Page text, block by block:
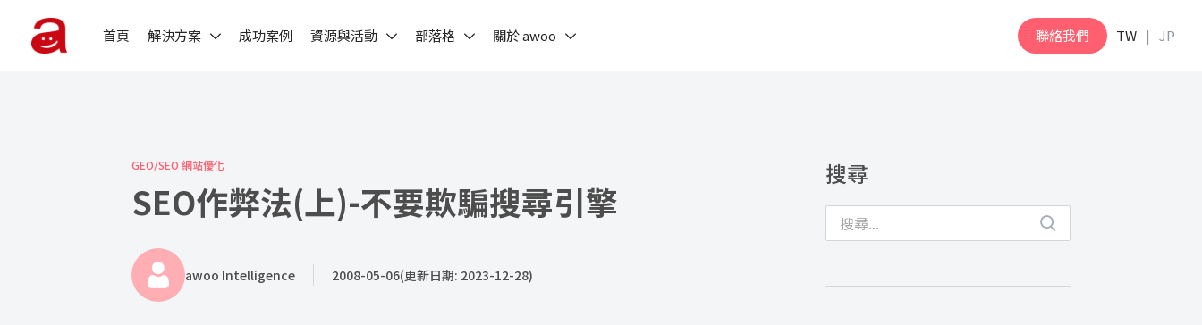
首頁 解決方案 成功案例 資源與活動 部落格 關於 awoo 聯絡我們 TW JP
GEO/SEO 網站優化
SEO作弊法(上)-不要欺騙搜尋引擎
awoo Intelligence 2008-05-06(更新日期: 2023-12-28)
搜尋